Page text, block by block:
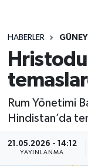
HABERLER
Rum Yönetimi
Hindistan’da
21.05.2026 - 14:12
YAYINLANMA